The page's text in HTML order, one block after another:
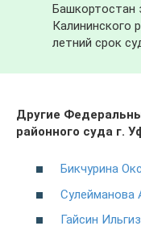
Башкортостан
Калининского
летний срок
Другие
районного суда г.
Бикчурина
Сулейманова
Гайсин